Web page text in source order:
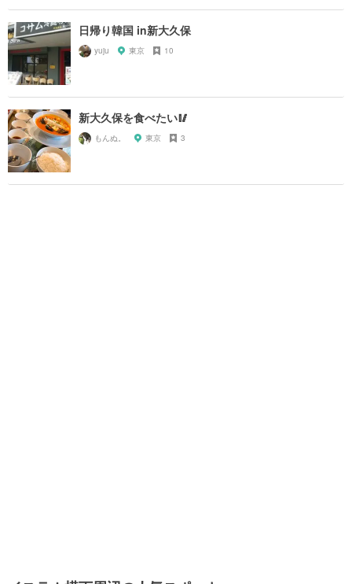
日帰り韓国 in新大久保
yuju 東京 10
新大久保を食べたい🥢
もんぬ。 東京 3